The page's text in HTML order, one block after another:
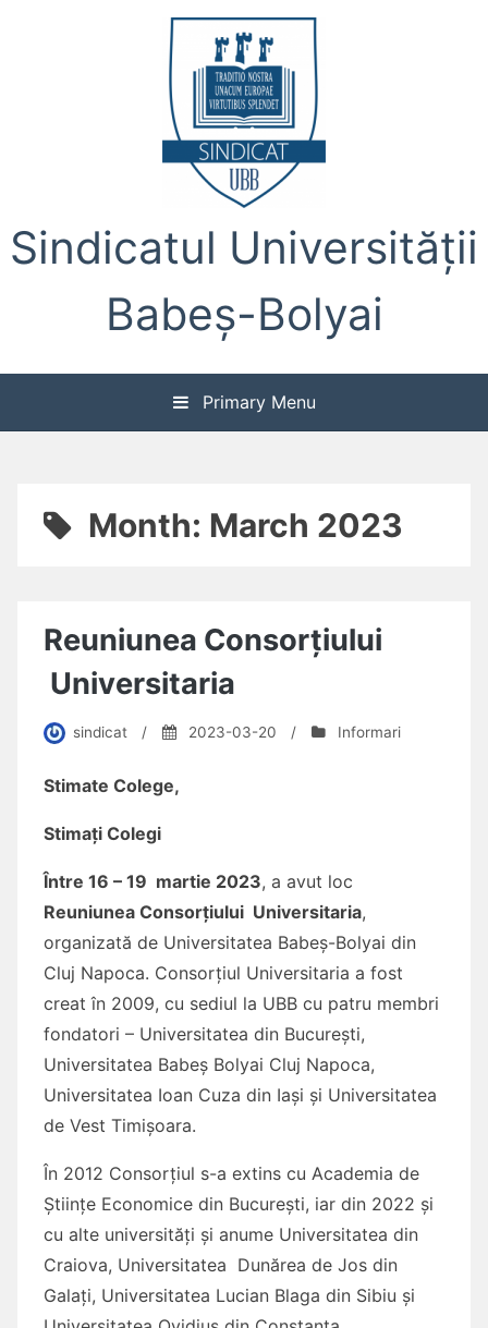
Sindicatul Universității
Babeș-Bolyai
Primary Menu
Month: March 2023
Reuniunea Consorțiului
Universitaria
sindicat / 2023-03-20 / Informari
Stimate Colege,
Stimați Colegi
Între 16 – 19 martie 2023, a avut loc
Reuniunea Consorțiului Universitaria,
organizată de Universitatea Babeș-Bolyai din
Cluj Napoca. Consorțiul Universitaria a fost
creat în 2009, cu sediul la UBB cu patru membri
fondatori – Universitatea din București,
Universitatea Babeș Bolyai Cluj Napoca,
Universitatea Ioan Cuza din Iași și Universitatea
de Vest Timișoara.
În 2012 Consorțiul s-a extins cu Academia de
Științe Economice din București, iar din 2022 și
cu alte universități și anume Universitatea din
Craiova, Universitatea Dunărea de Jos din
Galați, Universitatea Lucian Blaga din Sibiu și